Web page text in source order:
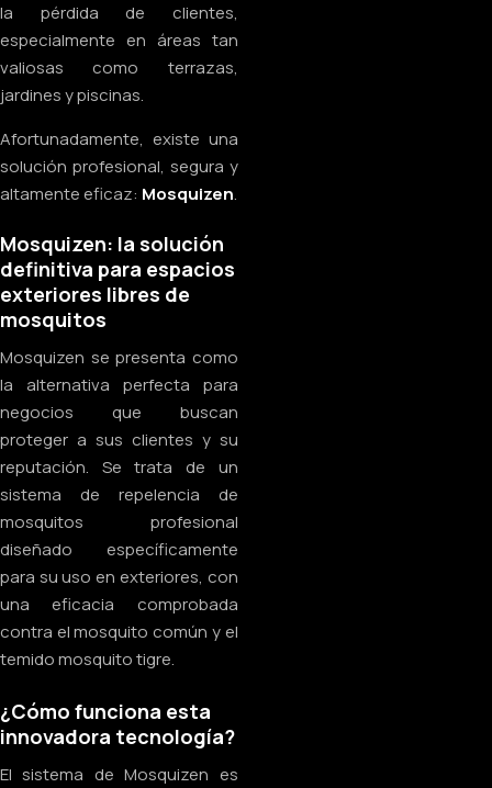
la pérdida de clientes,
especialmente en áreas tan
valiosas como terrazas,
jardines y piscinas.
Afortunadamente, existe una
solución profesional, segura y
altamente eficaz: Mosquizen.
Mosquizen: la solución
definitiva para espacios
exteriores libres de
mosquitos
Mosquizen se presenta como
la alternativa perfecta para
negocios que buscan
proteger a sus clientes y su
reputación. Se trata de un
sistema de repelencia de
mosquitos profesional
diseñado específicamente
para su uso en exteriores, con
una eficacia comprobada
contra el mosquito común y el
temido mosquito tigre.
¿Cómo funciona esta
innovadora tecnología?
El sistema de Mosquizen es